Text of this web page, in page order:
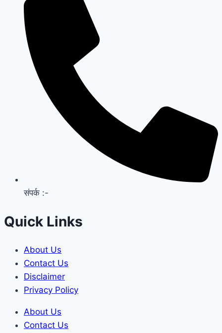
संपर्क :-
Quick Links
About Us
Contact Us
Disclaimer
Privacy Policy
About Us
Contact Us